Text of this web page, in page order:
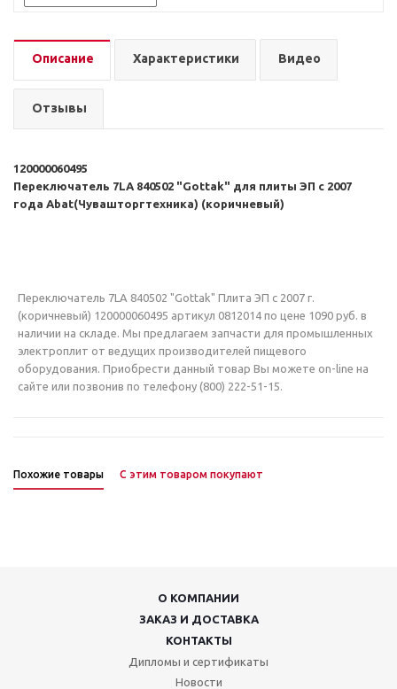
Описание Характеристики Видео
Отзывы
120000060495
Переключатель 7LA 840502 "Gottak" для плиты ЭП с 2007
года Abat(Чувашторгтехника) (коричневый)
Переключатель 7LA 840502 "Gottak" Плита ЭП с 2007 г.
(коричневый) 120000060495 артикул 0812014 по цене 1090 руб. в
наличии на складе. Мы предлагаем запчасти для промышленных
электроплит от ведущих производителей пищевого
оборудования. Приобрести данный товар Вы можете on-line на
сайте или позвонив по телефону (800) 222-51-15.
Похожие товары С этим товаром покупают
О КОМПАНИИ
ЗАКАЗ И ДОСТАВКА
КОНТАКТЫ
Дипломы и сертификаты
Новости